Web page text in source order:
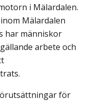
i Mälardalen.
Mälardalen
har människor
arbete och
för